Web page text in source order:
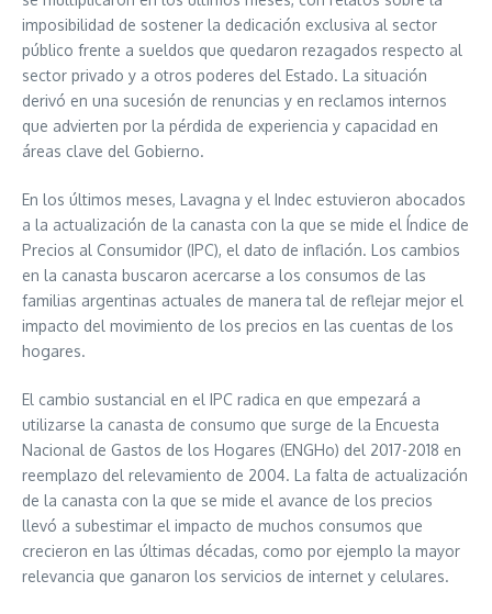
imposibilidad de sostener la dedicación exclusiva al sector
público frente a sueldos que quedaron rezagados respecto al
sector privado y a otros poderes del Estado. La situación
derivó en una sucesión de renuncias y en reclamos internos
que advierten por la pérdida de experiencia y capacidad en
áreas clave del Gobierno.
En los últimos meses, Lavagna y el Indec estuvieron abocados
a la actualización de la canasta con la que se mide el Índice de
Precios al Consumidor (IPC), el dato de inflación. Los cambios
en la canasta buscaron acercarse a los consumos de las
familias argentinas actuales de manera tal de reflejar mejor el
impacto del movimiento de los precios en las cuentas de los
hogares.
El cambio sustancial en el IPC radica en que empezará a
utilizarse la canasta de consumo que surge de la Encuesta
Nacional de Gastos de los Hogares (ENGHo) del 2017-2018 en
reemplazo del relevamiento de 2004. La falta de actualización
de la canasta con la que se mide el avance de los precios
llevó a subestimar el impacto de muchos consumos que
crecieron en las últimas décadas, como por ejemplo la mayor
relevancia que ganaron los servicios de internet y celulares.